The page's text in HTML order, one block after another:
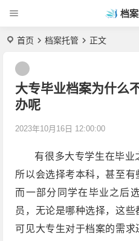
档
首页 档案托管 正文
大专毕业档案为什么
办呢
2023年10月16日 12:00:00
有很多大专学生在毕业
所以会选择考本科，甚至有
而一部分同学在毕业之后
员，无论是哪种选择，这
可见大专生对于档案的需